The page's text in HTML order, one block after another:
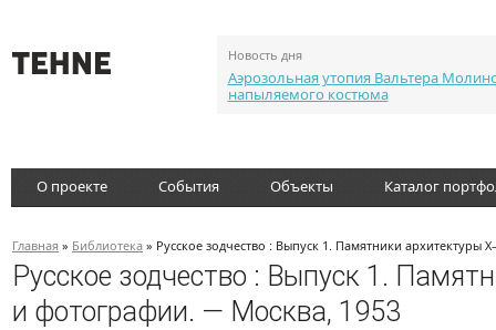
Новость дня
Аэрозольная утопия Вальтера
напыляемого костюма
О проекте События Объекты Каталог
Главная » Библиотека » Русское зодчество : Выпуск 1. Памятники
Русское зодчество : Выпуск 1.
и фотографии. — Москва, 1953